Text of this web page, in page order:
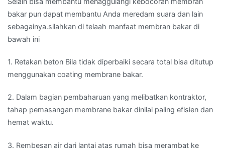
bakar pun dapat membantu Anda meredam suara dan lain
sebagainya.silahkan di telaah manfaat membran bakar di
bawah ini
1. Retakan beton Bila tidak diperbaiki secara total bisa ditutup
menggunakan coating membrane bakar.
2. Dalam bagian pembaharuan yang melibatkan kontraktor,
tahap pemasangan membrane bakar dinilai paling efisien dan
hemat waktu.
3. Rembesan air dari lantai atas rumah bisa merambat ke